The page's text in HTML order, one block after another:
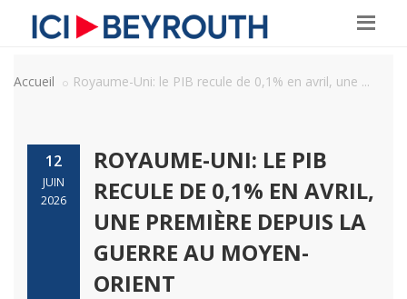
Accueil Royaume-Uni: le PIB recule de 0,1% en avril, une ...
12
JUIN
2026
ROYAUME-UNI: LE PIB
RECULE DE 0,1% EN AVRIL,
UNE PREMIÈRE DEPUIS LA
GUERRE AU MOYEN-
ORIENT